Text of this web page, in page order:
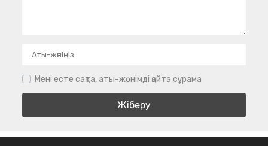
Мені есте сақта, аты-жөнімді қайта сұрама